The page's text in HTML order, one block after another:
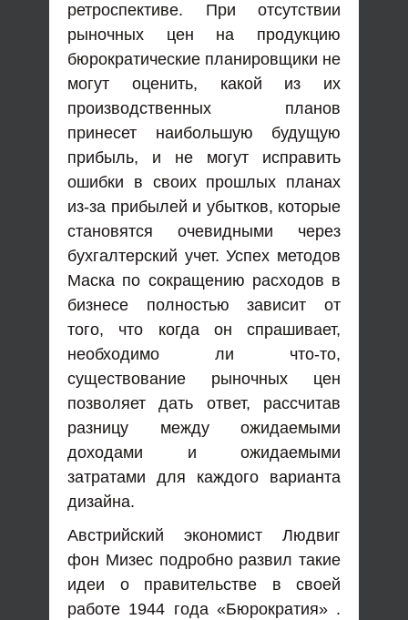
ретроспективе. При отсутствии
рыночных цен на продукцию
бюрократические планировщики не
могут оценить, какой из их
производственных планов
принесет наибольшую будущую
прибыль, и не могут исправить
ошибки в своих прошлых планах
из-за прибылей и убытков, которые
становятся очевидными через
бухгалтерский учет. Успех методов
Маска по сокращению расходов в
бизнесе полностью зависит от
того, что когда он спрашивает,
необходимо ли что-то,
существование рыночных цен
позволяет дать ответ, рассчитав
разницу между ожидаемыми
доходами и ожидаемыми
затратами для каждого варианта
дизайна.
Австрийский экономист Людвиг
фон Мизес подробно развил такие
идеи о правительстве в своей
работе 1944 года «Бюрократия» .